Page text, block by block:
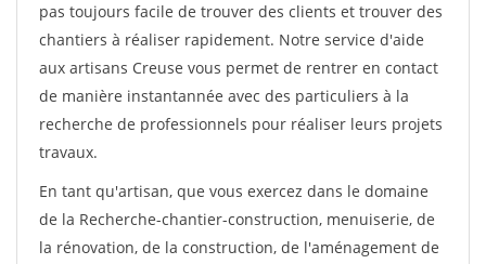
pas toujours facile de trouver des clients et trouver des
chantiers à réaliser rapidement. Notre service d'aide
aux artisans Creuse vous permet de rentrer en contact
de manière instantannée avec des particuliers à la
recherche de professionnels pour réaliser leurs projets
travaux.
En tant qu'artisan, que vous exercez dans le domaine
de la Recherche-chantier-construction, menuiserie, de
la rénovation, de la construction, de l'aménagement de